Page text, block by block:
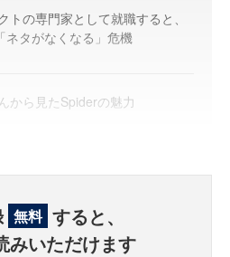
トの専門家として就職すると、
ネタがなくなる」危機
から見たSpiderの魅力
無料 すると、
みいただけます